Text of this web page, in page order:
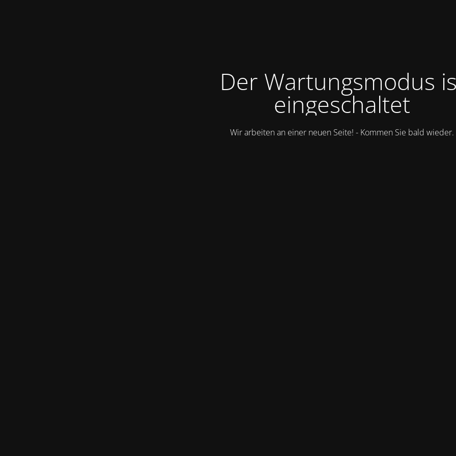
Der Wartungsmodus
eingeschaltet
Wir arbeiten an einer neuen Seite! - Kommen Sie bald wieder.